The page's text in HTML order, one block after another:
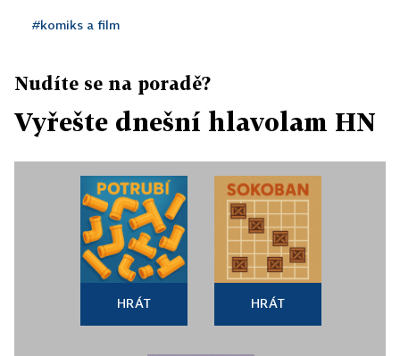
#komiks a film
Nudíte se na poradě?
Vyřešte dnešní hlavolam HN
HRÁT HRÁT